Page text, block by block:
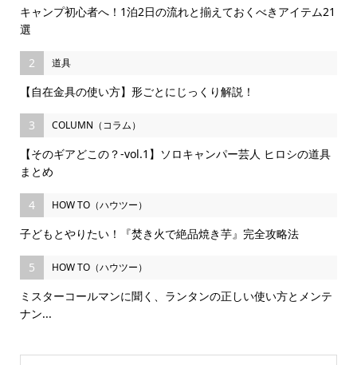
キャンプ初心者へ！1泊2日の流れと揃えておくべきアイテム21
選
2 道具
【自在金具の使い方】形ごとにじっくり解説！
3 COLUMN（コラム）
【そのギアどこの？-vol.1】ソロキャンパー芸人 ヒロシの道具
まとめ
4 HOW TO（ハウツー）
子どもとやりたい！『焚き火で絶品焼き芋』完全攻略法
5 HOW TO（ハウツー）
ミスターコールマンに聞く、ランタンの正しい使い方とメンテ
ナン...